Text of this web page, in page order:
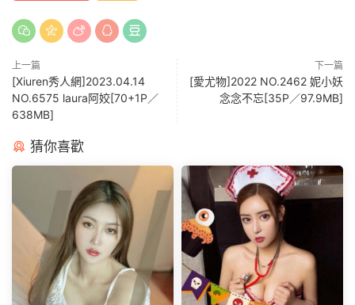
上一篇
[Xiuren秀人網]2023.04.14
NO.6575 laura阿姣[70+1P／
638MB]
下一篇
[愛尤物]2022 NO.2462 妮小妖
念念不忘[35P／97.9MB]
猜你喜歡